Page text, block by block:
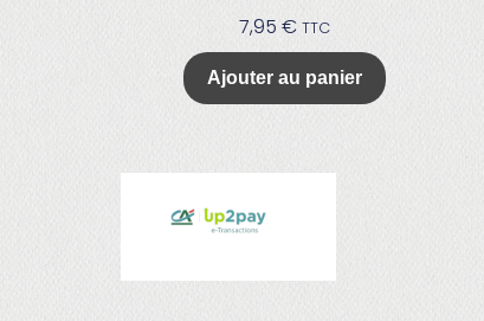
7,95€ TTC
Ajouter au panier